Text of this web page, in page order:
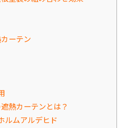
ーテン
熱カーテンとは？
ルムアルデヒド